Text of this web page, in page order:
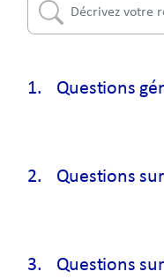
1. Questions
2. Questions
3. Questions